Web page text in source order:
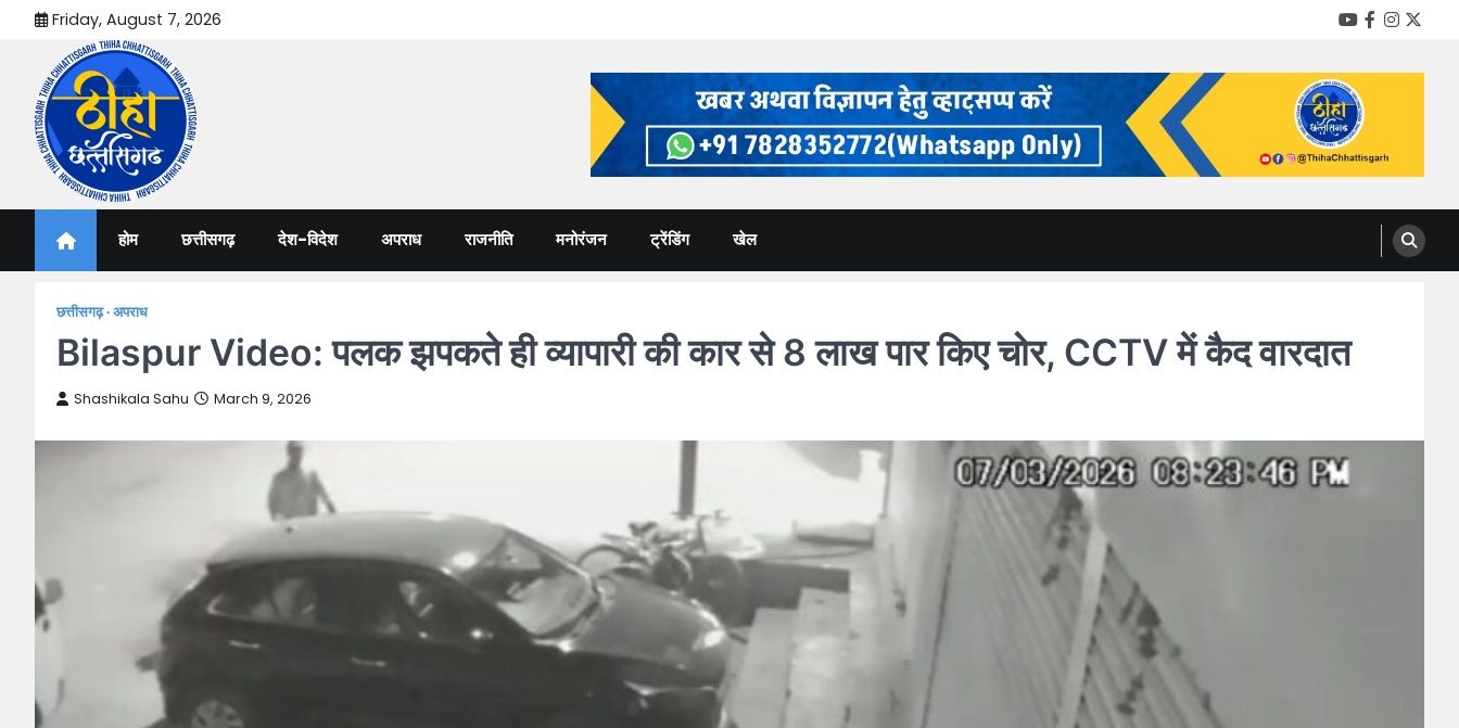
content
Friday, August 7, 2026 YouTube
Facebook
Thiha Chhattisgarh
होम छत्तीसगढ़ देश-विदेश अपराध राजनीति मनोरंजन ट्रेंडिंग खेल
छत्तीसगढ़ अपराध
Bilaspur Video: पलक झपकते ही व्यापारी की कार से 8 लाख पार किए चोर, CCTV में कैद वारदात
Shashikala Sahu March 9, 2026